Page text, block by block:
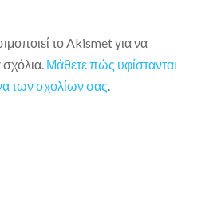
το Akismet για να
Μάθετε πώς υφίστανται
των σχολίων σας